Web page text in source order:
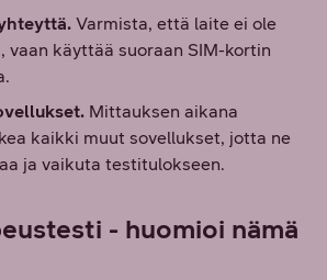
Varmista, että laite ei ole
vaan käyttää suoraan SIM-kortin
Mittauksen aikana
kaikki muut sovellukset, jotta ne
ja vaikuta testitulokseen.
- huomioi nämä